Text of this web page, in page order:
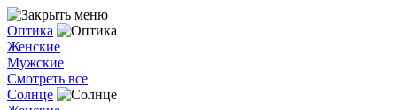
Оптика
Женские
Мужские
Смотреть все
Солнце